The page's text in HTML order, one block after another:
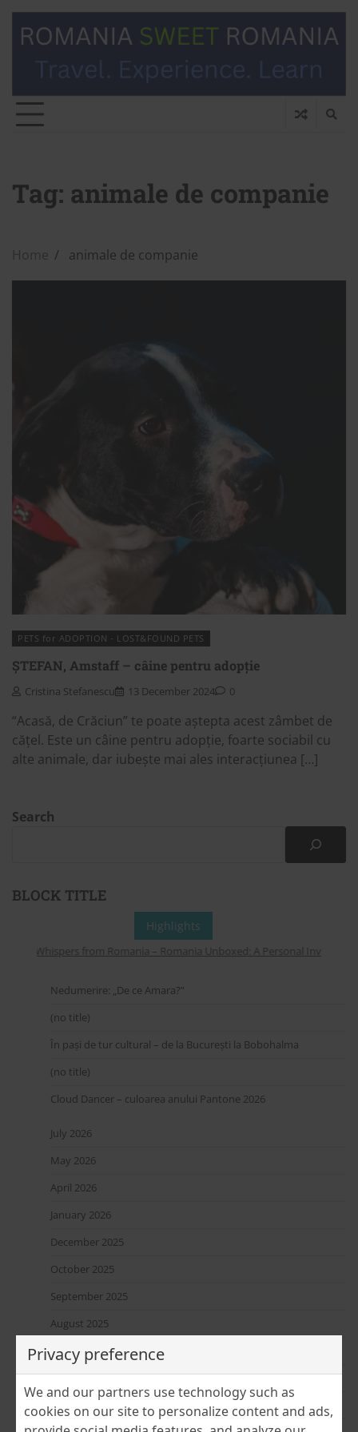
Tag: animale de companie
Home animale de companie
PETS for ADOPTION - LOST&FOUND PETS
ȘTEFAN, Amstaff – câine pentru adopție
Cristina Stefanescu 13 December 2024 0
“Acasă, de Crăciun” te poate aștepta acest zâmbet de
cățel. Este un câine pentru adopție, foarte sociabil cu
alte animale, dar iubește mai ales interacțiunea […]
Search
BLOCK TITLE
Highlights
Whispers from Romania – Romania Unboxed: A Personal
Nedumerire: „De ce Amara?”
(no title)
În pași de tur cultural – de la București la Bobohalma
(no title)
Cloud Dancer – culoarea anului Pantone 2026
July 2026
May 2026
April 2026
January 2026
December 2025
October 2025
September 2025
August 2025
June 2025
April 2025
March 2025
Privacy preference
We and our partners use technology such as
cookies on our site to personalize content and ads,